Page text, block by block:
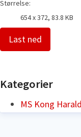
Størrelse:
654 x 372, 83.8 KB
Last ned
Kategorier
MS Kong Harald